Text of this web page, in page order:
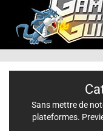
Sans mettre de
plateformes.